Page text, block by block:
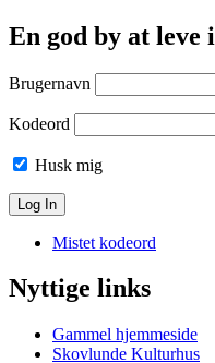
En god by at leve i
Brugernavn
Kodeord
Husk mig
Mistet kodeord
Nyttige links
Gammel hjemmeside
Skovlunde Kulturhus